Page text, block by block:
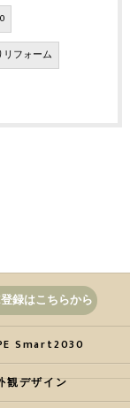
リフォーム
録はこちらから
Smart2030
観デザイン